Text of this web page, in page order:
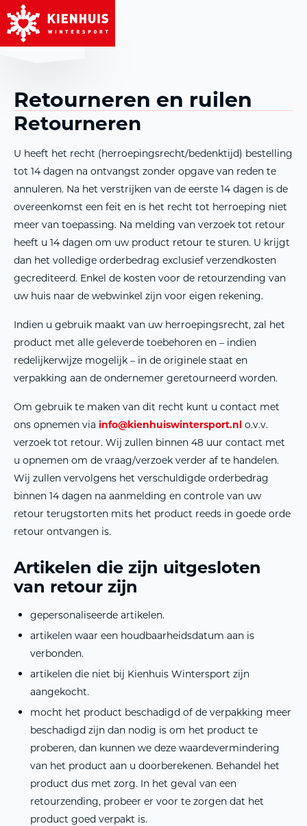
MENU
Retourneren en ruilen
Retourneren
U heeft het recht (herroepingsrecht/bedenktijd) bestelling
tot 14 dagen na ontvangst zonder opgave van reden te
annuleren. Na het verstrijken van de eerste 14 dagen is de
overeenkomst een feit en is het recht tot herroeping niet
meer van toepassing. Na melding van verzoek tot retour
heeft u 14 dagen om uw product retour te sturen. U krijgt
dan het volledige orderbedrag exclusief verzendkosten
gecrediteerd. Enkel de kosten voor de retourzending van
uw huis naar de webwinkel zijn voor eigen rekening.
Indien u gebruik maakt van uw herroepingsrecht, zal het
product met alle geleverde toebehoren en – indien
redelijkerwijze mogelijk – in de originele staat en
verpakking aan de ondernemer geretourneerd worden.
Om gebruik te maken van dit recht kunt u contact met
ons opnemen via info@kienhuiswintersport.nl o.v.v.
verzoek tot retour. Wij zullen binnen 48 uur contact met
u opnemen om de vraag/verzoek verder af te handelen.
Wij zullen vervolgens het verschuldigde orderbedrag
binnen 14 dagen na aanmelding en controle van uw
retour terugstorten mits het product reeds in goede orde
retour ontvangen is.
Artikelen die zijn uitgesloten
van retour zijn
gepersonaliseerde artikelen.
artikelen waar een houdbaarheidsdatum aan is
verbonden.
artikelen die niet bij Kienhuis Wintersport zijn
aangekocht.
mocht het product beschadigd of de verpakking meer
beschadigd zijn dan nodig is om het product te
proberen, dan kunnen we deze waardevermindering
van het product aan u doorberekenen. Behandel het
product dus met zorg. In het geval van een
retourzending, probeer er voor te zorgen dat het
product goed verpakt is.